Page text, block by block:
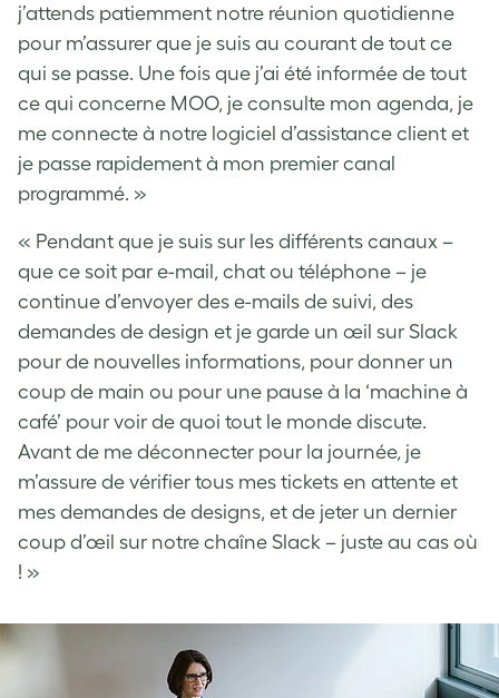
j’attends patiemment notre réunion quotidienne
pour m’assurer que je suis au courant de tout ce
qui se passe. Une fois que j’ai été informée de tout
ce qui concerne MOO, je consulte mon agenda, je
me connecte à notre logiciel d’assistance client et
je passe rapidement à mon premier canal
programmé. »
« Pendant que je suis sur les différents canaux –
que ce soit par e-mail, chat ou téléphone – je
continue d’envoyer des e-mails de suivi, des
demandes de design et je garde un œil sur Slack
pour de nouvelles informations, pour donner un
coup de main ou pour une pause à la ‘machine à
café’ pour voir de quoi tout le monde discute.
Avant de me déconnecter pour la journée, je
m’assure de vérifier tous mes tickets en attente et
mes demandes de designs, et de jeter un dernier
coup d’œil sur notre chaîne Slack – juste au cas où
! »